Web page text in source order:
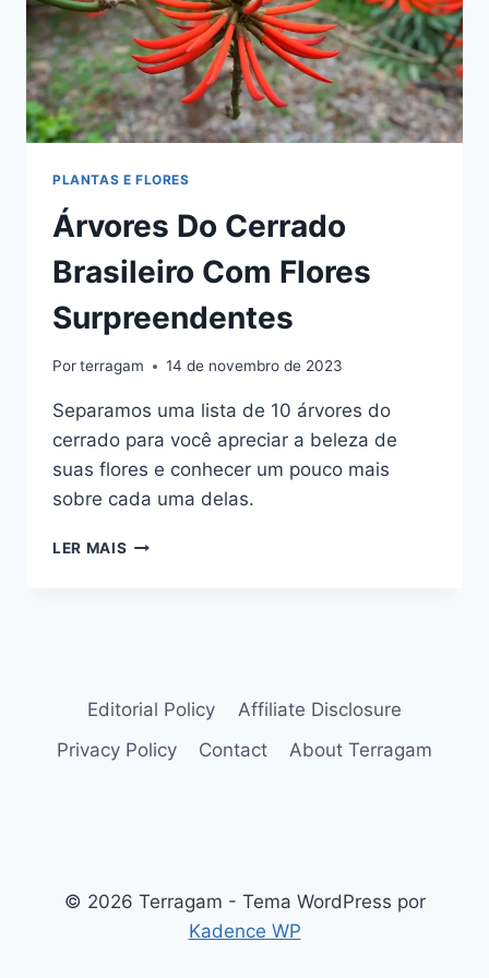
PLANTAS E FLORES
Árvores Do Cerrado
Brasileiro Com Flores
Surpreendentes
Porterragam 14 de novembro de 2023
Separamos uma lista de 10 árvores do
cerrado para você apreciar a beleza de
suas flores e conhecer um pouco mais
sobre cada uma delas.
LER MAIS ÁRVORES
Editorial Policy
Affiliate Disclosure
Privacy Policy
Contact About Terragam
© 2026 Terragam - Tema WordPress por
Kadence WP